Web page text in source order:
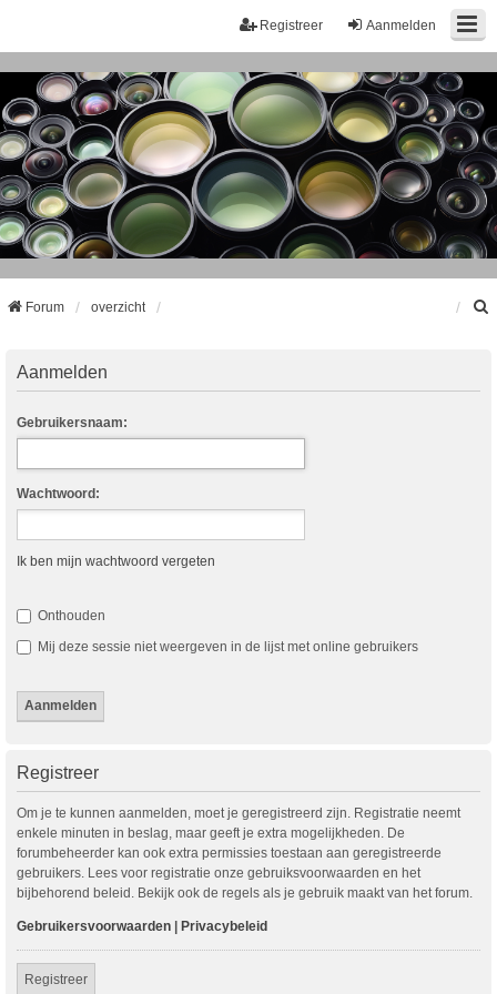
Aanmelden
Registreer
Forum overzicht
Aanmelden
Gebruikersnaam:
Wachtwoord:
Ik ben mijn wachtwoord vergeten
Onthouden
Mij deze sessie niet weergeven in de lijst met online gebruikers
Registreer
Om je te kunnen aanmelden, moet je geregistreerd zijn. Registratie neemt
enkele minuten in beslag, maar geeft je extra mogelijkheden. De
forumbeheerder kan ook extra permissies toestaan aan geregistreerde
gebruikers. Lees voor registratie onze gebruiksvoorwaarden en het
bijbehorend beleid. Bekijk ook de regels als je gebruik maakt van het forum.
Gebruikersvoorwaarden | Privacybeleid
Registreer